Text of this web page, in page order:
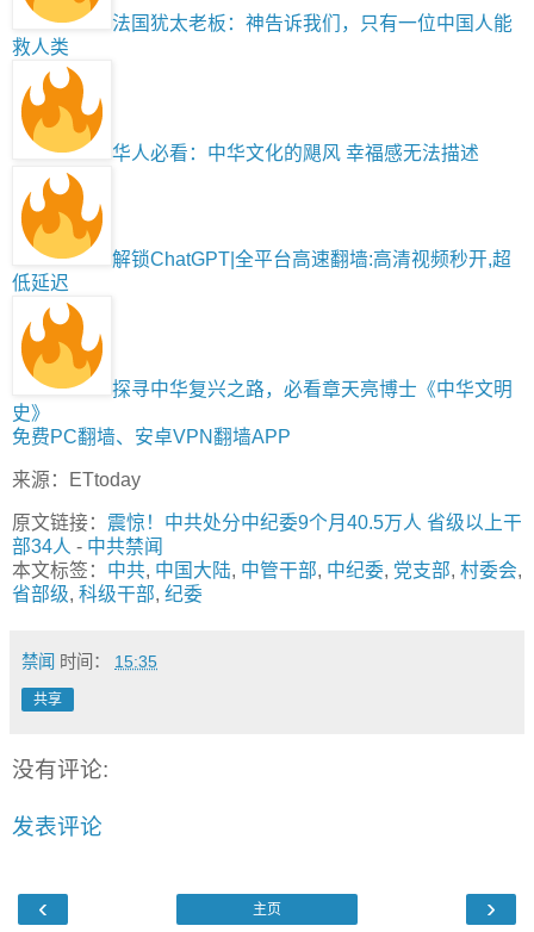
法国犹太老板：神告诉我们，只有一位中国人能
救人类
华人必看：中华文化的飓风 幸福感无法描述
解锁ChatGPT|全平台高速翻墙:高清视频秒开,超
低延迟
探寻中华复兴之路，必看章天亮博士《中华文明
史》
免费PC翻墙、安卓VPN翻墙APP
来源：ETtoday
原文链接： 震惊！中共处分中纪委9个月40.5万人 省级以上干
部34人 - 中共禁闻
本文标签： 中共, 中国大陆, 中管干部, 中纪委, 党支部, 村委会,
省部级, 科级干部, 纪委
禁闻 时间： 15:35
共享
没有评论:
发表评论
‹ ›
主页